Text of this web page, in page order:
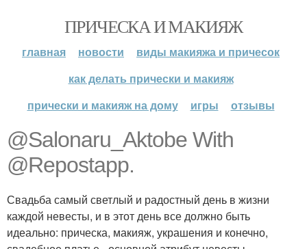
ПРИЧЕСКА И МАКИЯЖ
главная новости
виды макияжа и причесок
как делать прически и макияж
прически и макияж на дому
игры отзывы
@Salonaru_Aktobe With
@Repostapp.
Свадьба самый светлый и радостный день в жизни
каждой невесты, и в этот день все должно быть
идеально: прическа, макияж, украшения и конечно,